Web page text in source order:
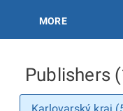
MORE
Publishers